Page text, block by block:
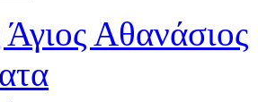
Αθανάσιος